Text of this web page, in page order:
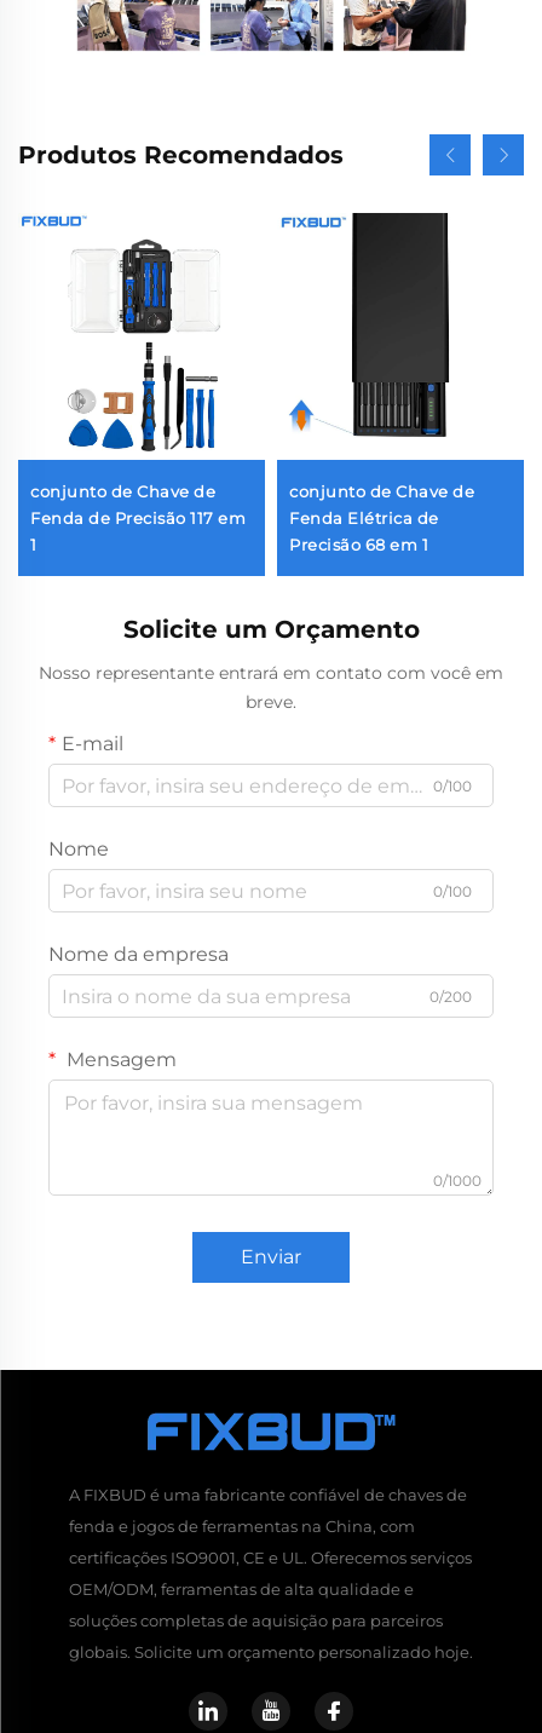
Produtos Recomendados
conjunto de Chave de
Fenda de Precisão 117 em
1
conjunto de Chave de
Fenda Elétrica de
Precisão 68 em 1
Solicite um Orçamento
Nosso representante entrará em contato com você em
breve.
E-mail
0/100
Nome
0/100
Nome da empresa
0/200
Mensagem
0/1000
Enviar
A FIXBUD é uma fabricante confiável de chaves de
fenda e jogos de ferramentas na China, com
certificações ISO9001, CE e UL. Oferecemos serviços
OEM/ODM, ferramentas de alta qualidade e
soluções completas de aquisição para parceiros
globais. Solicite um orçamento personalizado hoje.